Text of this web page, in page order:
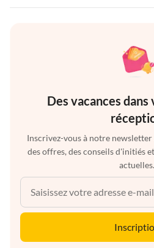
Des vacances
Inscrivez-vous à notre
des offres, des conseils d'initiés
actuelles.